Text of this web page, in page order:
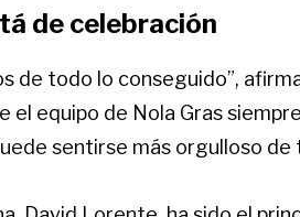
de celebración
de todo lo conseguido”,
el equipo de Nola Gras
sentirse más orgulloso